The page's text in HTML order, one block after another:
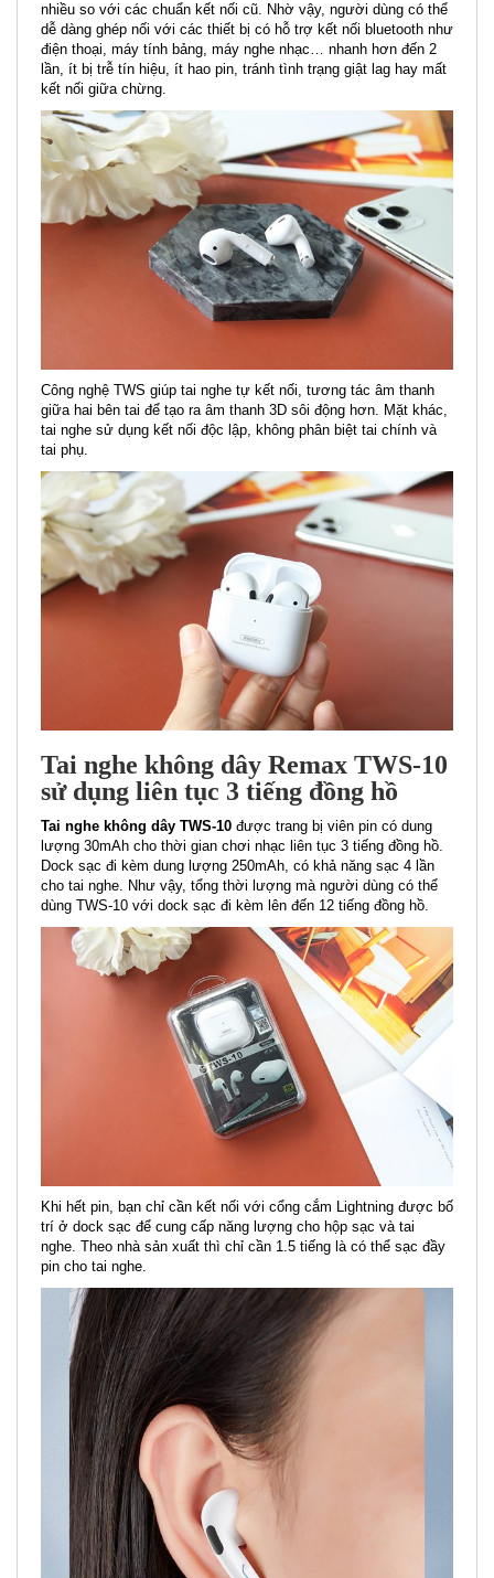
nhiều so với các chuẩn kết nối cũ. Nhờ vậy, người dùng có thể
dễ dàng ghép nối với các thiết bị có hỗ trợ kết nối bluetooth như
điện thoại, máy tính bảng, máy nghe nhạc… nhanh hơn đến 2
lần, ít bị trễ tín hiệu, ít hao pin, tránh tình trạng giật lag hay mất
kết nối giữa chừng.
Công nghệ TWS giúp tai nghe tự kết nối, tương tác âm thanh
giữa hai bên tai để tạo ra âm thanh 3D sôi động hơn. Mặt khác,
tai nghe sử dụng kết nối độc lập, không phân biệt tai chính và
tai phụ.
Tai nghe không dây Remax TWS-10
sử dụng liên tục 3 tiếng đồng hồ
Tai nghe không dây TWS-10 được trang bị viên pin có dung
lượng 30mAh cho thời gian chơi nhạc liên tục 3 tiếng đồng hồ.
Dock sạc đi kèm dung lượng 250mAh, có khả năng sạc 4 lần
cho tai nghe. Như vậy, tổng thời lượng mà người dùng có thể
dùng TWS-10 với dock sạc đi kèm lên đến 12 tiếng đồng hồ.
Khi hết pin, bạn chỉ cần kết nối với cổng cắm Lightning được bố
trí ở dock sạc để cung cấp năng lượng cho hộp sạc và tai
nghe. Theo nhà sản xuất thì chỉ cần 1.5 tiếng là có thể sạc đầy
pin cho tai nghe.